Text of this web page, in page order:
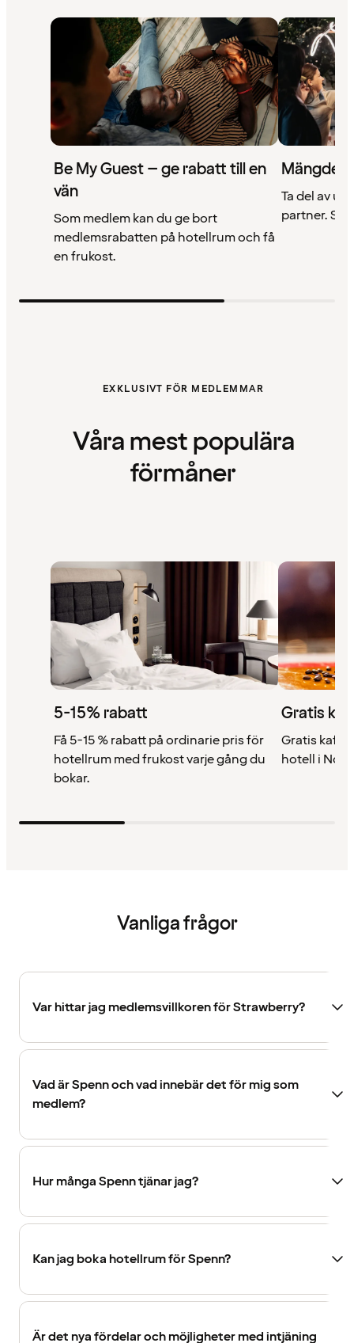
Be My Guest – ge rabatt till en
vän
Som medlem kan du ge bort
medlemsrabatten på hotellrum och få
en frukost.
Mängder
Ta del av
partner. Se
EXKLUSIVT FÖR MEDLEMMAR
Våra mest populära
förmåner
5-15% rabatt
Få 5-15 % rabatt på ordinarie pris för
hotellrum med frukost varje gång du
bokar.
Gratis
Gratis kaffe
hotell i
Vanliga frågor
Var hittar jag medlemsvillkoren för Strawberry?
Vad är Spenn och vad innebär det för mig som
medlem?
Hur många Spenn tjänar jag?
Kan jag boka hotellrum för Spenn?
Är det nya fördelar och möjligheter med intjäning